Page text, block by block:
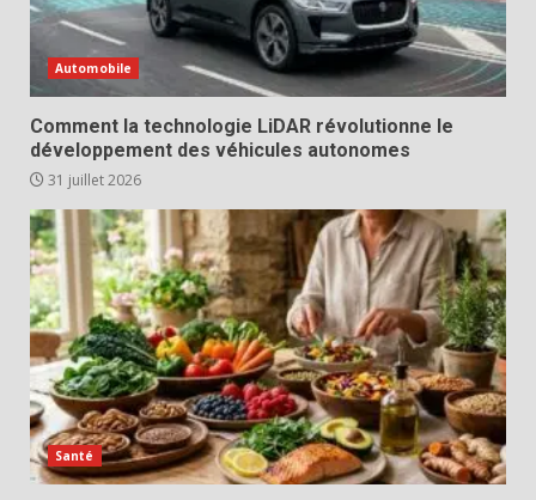
Automobile
Comment la technologie LiDAR révolutionne le
développement des véhicules autonomes
31 juillet 2026
Santé